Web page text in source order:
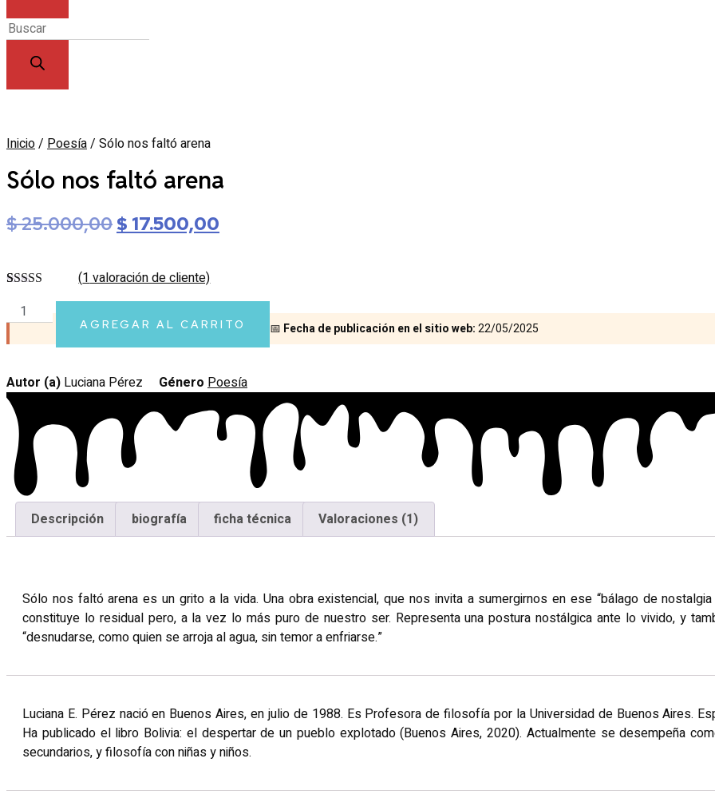
Products
Inicio/ Poesía/ Sólo nos faltó arena
Sólo nos faltó arena
$25.000,00 Original
was:
$ 25.000,00.
$ 17.500,00
5.00
basado en
de cliente
(1valoración de cliente)
Sólo
faltó
cantidad
AGREGAR AL CARRITO 📅 Fecha de publicación en el sitio web:22/05/2025
Autor (a) Luciana Pérez Género Poesía
Descripción biografía ficha técnica Valoraciones (1)
Sólo nos faltó arena es un grito a la vida. Una obra existencial, que nos invita a sumergirnos en ese “bálago de
constituye lo residual pero, a la vez lo más puro de nuestro ser. Representa una postura nostálgica ante lo vivido, y
“desnudarse, como quien se arroja al agua, sin temor a enfriarse.”
Luciana E. Pérez nació en Buenos Aires, en julio de 1988. Es Profesora de filosofía por la Universidad de Buenos Aires.
Ha publicado el libro Bolivia: el despertar de un pueblo explotado (Buenos Aires, 2020). Actualmente se desempeña
secundarios, y filosofía con niñas y niños.